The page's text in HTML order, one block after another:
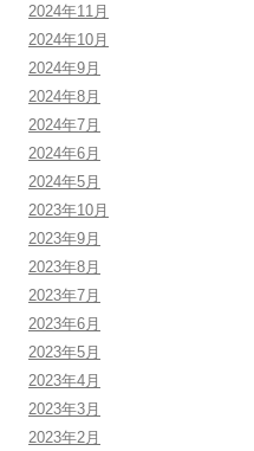
2024年11月
2024年10月
2024年9月
2024年8月
2024年7月
2024年6月
2024年5月
2023年10月
2023年9月
2023年8月
2023年7月
2023年6月
2023年5月
2023年4月
2023年3月
2023年2月